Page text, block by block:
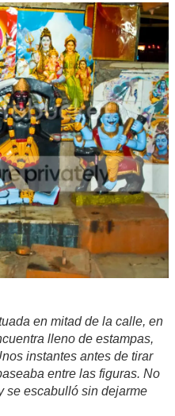
en mitad de la calle, en
lleno de estampas,
instantes antes de tirar
entre las figuras. No
se escabulló sin dejarme